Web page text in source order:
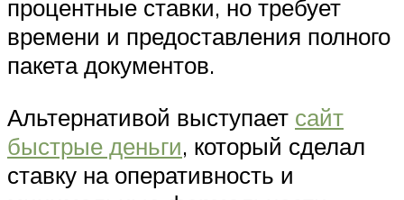
процентные ставки, но требует
времени и предоставления полного
пакета документов.
Альтернативой выступает сайт
быстрые деньги, который сделал
ставку на оперативность и